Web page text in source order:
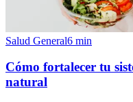
Salud General6 min
Cómo fortalecer tu
natural